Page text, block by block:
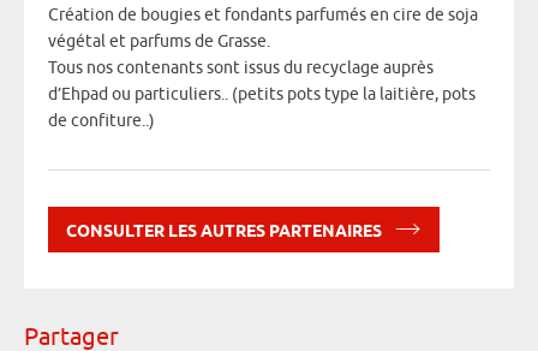
Création de bougies et fondants parfumés en cire de soja
végétal et parfums de Grasse.
Tous nos contenants sont issus du recyclage auprès
d’Ehpad ou particuliers.. (petits pots type la laitière, pots
de confiture..)
CONSULTER LES AUTRES PARTENAIRES
Partager